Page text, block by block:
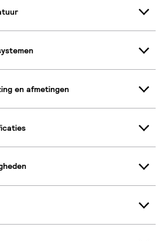
en afmetingen